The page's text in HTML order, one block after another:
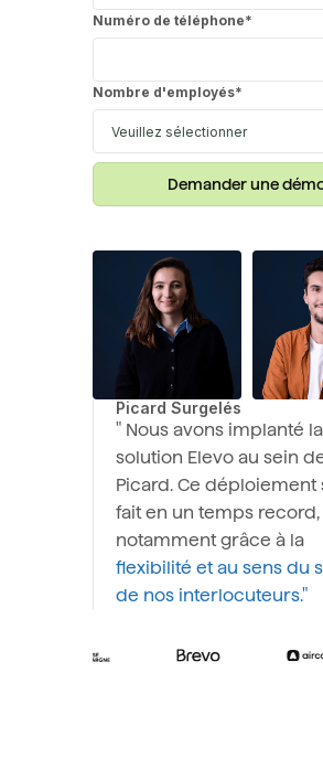
Numéro de téléphone*
Nombre d'employés*
Picard Surgelés
" Nous avons implanté la
solution Elevo au sein
Picard. Ce déploiement
fait en un temps record,
notamment grâce à la
flexibilité et au sens du
de nos interlocuteurs."